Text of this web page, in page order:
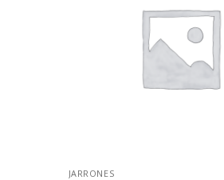
JARRONES